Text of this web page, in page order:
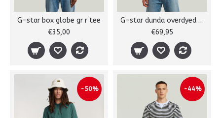
G-star box globe gr r tee
€35,00
G-star dunda overdyed polo
€69,95
-50% -44%